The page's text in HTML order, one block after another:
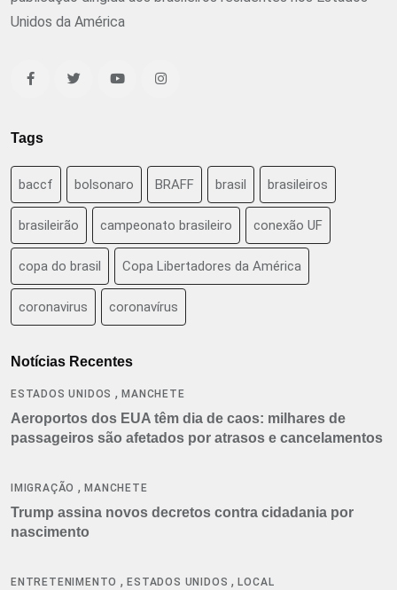
Unidos da América
Tags
baccf bolsonaro BRAFF brasil brasileiros
brasileirão campeonato brasileiro conexão UF
copa do brasil Copa Libertadores da América
coronavirus coronavírus
Notícias Recentes
ESTADOS UNIDOS ,MANCHETE
Aeroportos dos EUA têm dia de caos: milhares de
passageiros são afetados por atrasos e cancelamentos
IMIGRAÇÃO ,MANCHETE
Trump assina novos decretos contra cidadania por
nascimento
ENTRETENIMENTO ,ESTADOS UNIDOS ,LOCAL